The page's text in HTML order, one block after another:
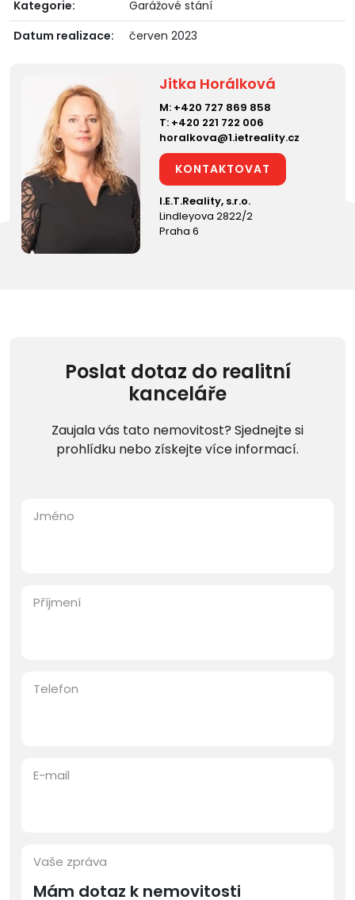
Kategorie:
Garážové stání
Datum realizace:
červen 2023
Jitka Horálková
M: +420 727 869 858
T: +420 221 722 006
horalkova@1.ietreality.cz
KONTAKTOVAT
I.E.T.Reality, s.r.o.
Lindleyova 2822/2
Praha 6
Poslat dotaz do realitní
kanceláře
Zaujala vás tato nemovitost? Sjednejte si
prohlídku nebo získejte více informací.
Jméno
Příjmení
Telefon
E-mail
Vaše zpráva